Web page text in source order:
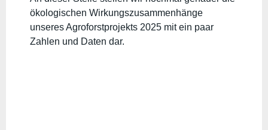
ökologischen Wirkungszusammenhänge
unseres Agroforstprojekts 2025 mit ein paar
Zahlen und Daten dar.